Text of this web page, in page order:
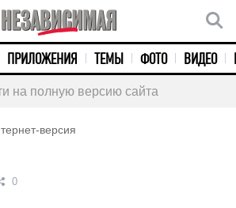
ПРИЛОЖЕНИЯ ТЕМЫ ФОТО ВИДЕО
на полную версию сайта
версия
0